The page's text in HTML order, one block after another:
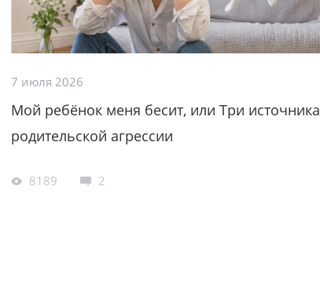
7 июля 2026
Мой ребёнок меня бесит, или Три источника
родительской агрессии
8189 2